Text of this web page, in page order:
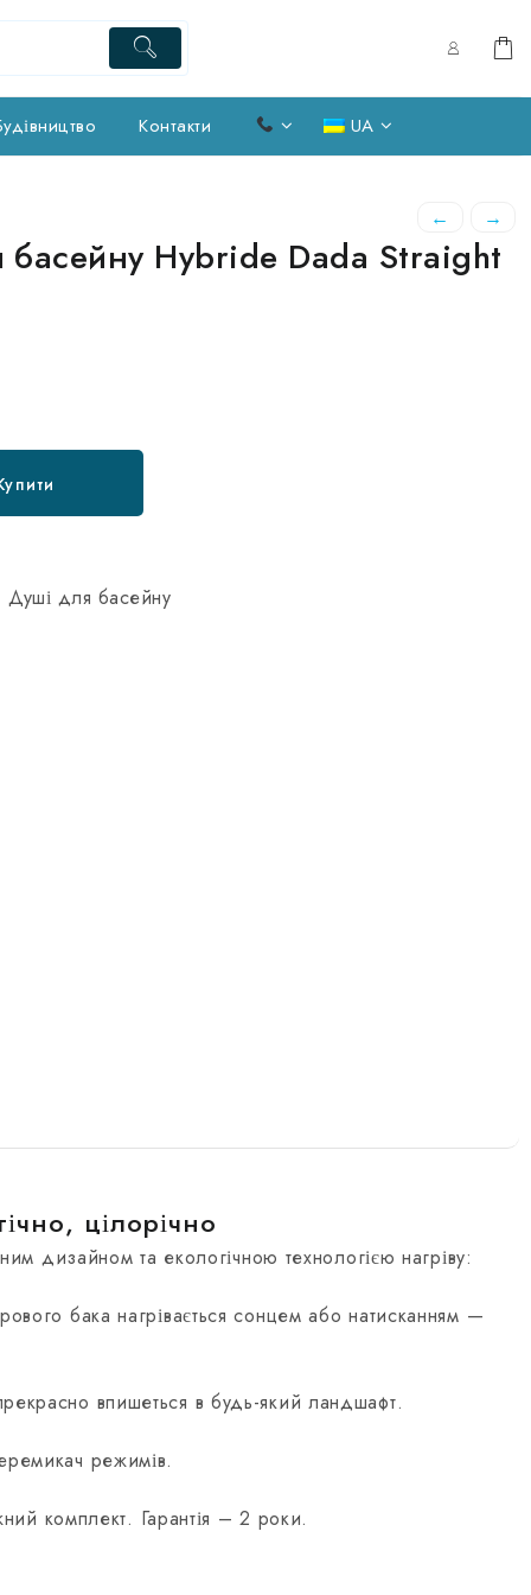
Контакти UA
← →
Hybride Dada Straight
₴.
Душі для басейну
цілорічно
дизайном та екологічною технологією нагріву:
бака нагрівається сонцем або натисканням —
впишеться в будь-який ландшафт.
режимів.
комплект. Гарантія – 2 роки.